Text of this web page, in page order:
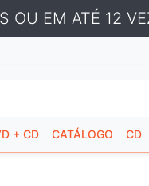
OU EM ATÉ 12
+ CD CATÁLOGO CD